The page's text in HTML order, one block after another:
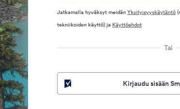
Jatkamalla hyväksyt meidänYksityisyyskäytäntö
tekniikoiden käyttö) ja Käyttöehdot
Tai
Kirjaudu sisään